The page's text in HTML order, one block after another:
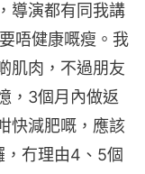
導演都有同我講
唔健康嘅瘦。我
肌肉，不過朋友
，3個月內做返
快減肥嘅，應該
冇理由4、5個